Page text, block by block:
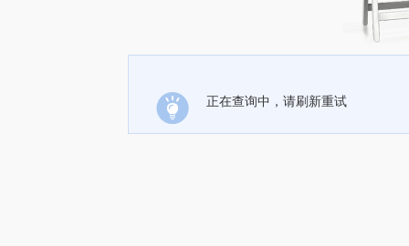
正在查询中，请刷新重试